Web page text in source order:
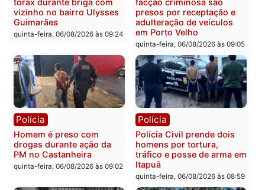
Polícia
recuperam moto furtada e
prendem trio na zona
Leste
quinta-feira, 06/08/2026 às 09:28
Polícia
Jovem é encontrado
na Rua dos Cravos e
é investigado pela
em RO
quinta-feira, 06/08/2026 às
Polícia